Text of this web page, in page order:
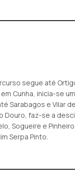
segue até
Cunha, inicia-se
Sarabagos e Vilar
Douro, faz-se a
Sogueire e
Serpa Pinto.